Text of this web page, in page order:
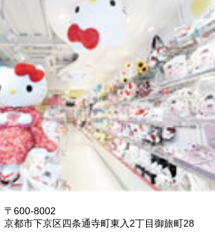
〒600-8002
京都市下京区四条通寺町東入2丁目御旅町28